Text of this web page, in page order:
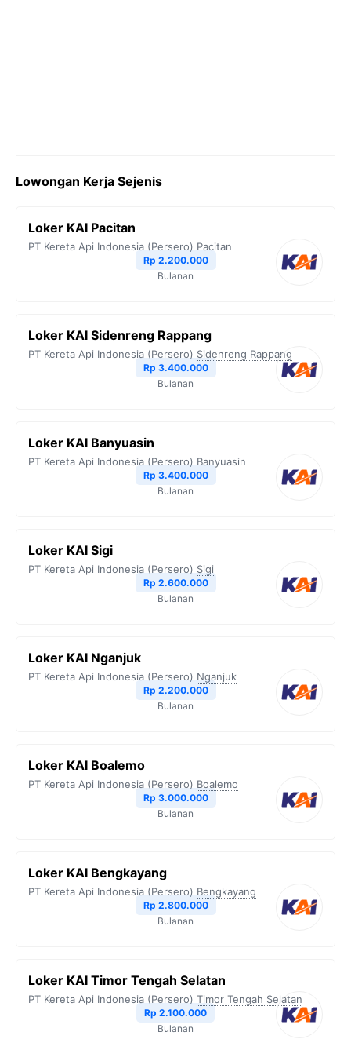
Lowongan Kerja Sejenis
Loker KAI Pacitan
PT Kereta Api Indonesia (Persero) Pacitan
Rp 2.200.000
Bulanan
Loker KAI Sidenreng Rappang
PT Kereta Api Indonesia (Persero) Sidenreng Rappang
Rp 3.400.000
Bulanan
Loker KAI Banyuasin
PT Kereta Api Indonesia (Persero) Banyuasin
Rp 3.400.000
Bulanan
Loker KAI Sigi
PT Kereta Api Indonesia (Persero) Sigi
Rp 2.600.000
Bulanan
Loker KAI Nganjuk
PT Kereta Api Indonesia (Persero) Nganjuk
Rp 2.200.000
Bulanan
Loker KAI Boalemo
PT Kereta Api Indonesia (Persero) Boalemo
Rp 3.000.000
Bulanan
Loker KAI Bengkayang
PT Kereta Api Indonesia (Persero) Bengkayang
Rp 2.800.000
Bulanan
Loker KAI Timor Tengah Selatan
PT Kereta Api Indonesia (Persero) Timor Tengah Selatan
Rp 2.100.000
Bulanan